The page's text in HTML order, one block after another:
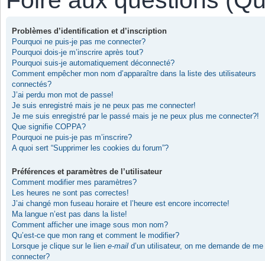
Problèmes d’identification et d’inscription
Pourquoi ne puis-je pas me connecter?
Pourquoi dois-je m’inscrire après tout?
Pourquoi suis-je automatiquement déconnecté?
Comment empêcher mon nom d’apparaître dans la liste des utilisateurs
connectés?
J’ai perdu mon mot de passe!
Je suis enregistré mais je ne peux pas me connecter!
Je me suis enregistré par le passé mais je ne peux plus me connecter?!
Que signifie COPPA?
Pourquoi ne puis-je pas m’inscrire?
A quoi sert “Supprimer les cookies du forum”?
Préférences et paramètres de l’utilisateur
Comment modifier mes paramètres?
Les heures ne sont pas correctes!
J’ai changé mon fuseau horaire et l’heure est encore incorrecte!
Ma langue n’est pas dans la liste!
Comment afficher une image sous mon nom?
Qu’est-ce que mon rang et comment le modifier?
Lorsque je clique sur le lien e-mail d’un utilisateur, on me demande de me
connecter?